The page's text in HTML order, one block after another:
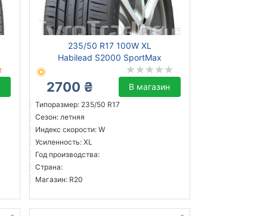
235/50 R17 100W XL
Habilead S2000 SportMax
2700 ₴ В магазин
Типоразмер: 235/50 R17
Сезон: летняя
Индекс скорости: W
Усиленность: XL
Год производства:
Страна:
Магазин: R20